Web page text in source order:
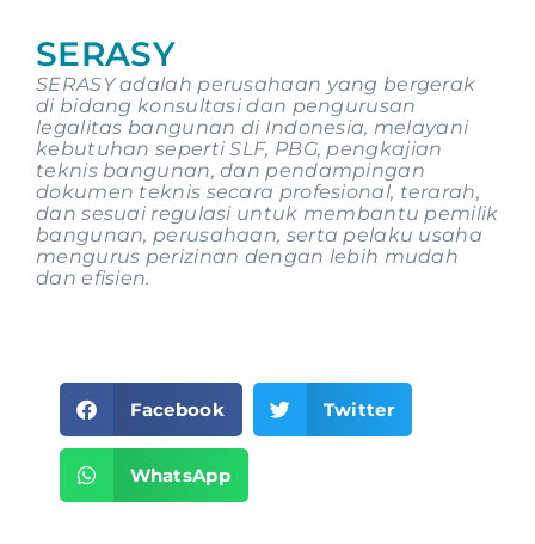
SERASY
SERASY adalah perusahaan yang bergerak
di bidang konsultasi dan pengurusan
legalitas bangunan di Indonesia, melayani
kebutuhan seperti SLF, PBG, pengkajian
teknis bangunan, dan pendampingan
dokumen teknis secara profesional, terarah,
dan sesuai regulasi untuk membantu pemilik
bangunan, perusahaan, serta pelaku usaha
mengurus perizinan dengan lebih mudah
dan efisien.
Facebook Twitter
WhatsApp